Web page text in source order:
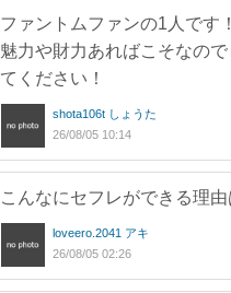
ファントムファンの1人です
魅力や財力あればこそなの
てください！
shota106t しょうた
26/08/05 10:14
こんなにセフレができる理
loveero.2041 アキ
26/08/05 02:26